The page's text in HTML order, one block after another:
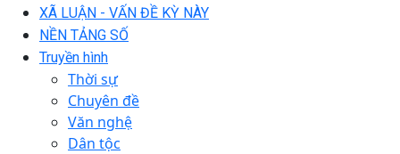
XÃ LUẬN - VẤN ĐỀ KỲ NÀY
NỀN TẢNG SỐ
Truyền hình
Thời sự
Chuyên đề
Văn nghệ
Dân tộc